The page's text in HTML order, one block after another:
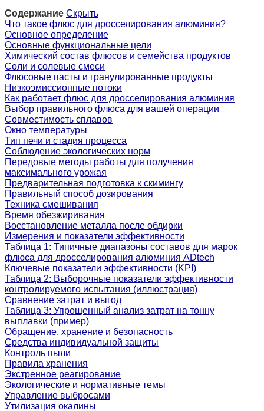
Содержание Скрыть
Что такое флюс для дросселирования алюминия?
Основное определение
Основные функциональные цели
Химический состав флюсов и семейства продуктов
Соли и солевые смеси
Флюсовые пасты и гранулированные продукты
Низкоэмиссионные потоки
Как работает флюс для дросселирования алюминия
Выбор правильного флюса для вашей операции
Совместимость сплавов
Окно температуры
Тип печи и стадия процесса
Соблюдение экологических норм
Передовые методы работы для получения
максимального урожая
Предварительная подготовка к скимингу
Правильный способ дозирования
Техника смешивания
Время обезжиривания
Восстановление металла после обдирки
Измерения и показатели эффективности
Таблица 1: Типичные диапазоны составов для марок
флюса для дросселирования алюминия ADtech
Ключевые показатели эффективности (KPI)
Таблица 2: Выборочные показатели эффективности
контролируемого испытания (иллюстрация)
Сравнение затрат и выгод
Таблица 3: Упрощенный анализ затрат на тонну
выплавки (пример)
Обращение, хранение и безопасность
Средства индивидуальной защиты
Контроль пыли
Правила хранения
Экстренное реагирование
Экологические и нормативные темы
Управление выбросами
Утилизация окалины